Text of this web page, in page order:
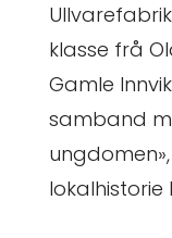
klasse frå
Gamle
samband
lokalhistorie